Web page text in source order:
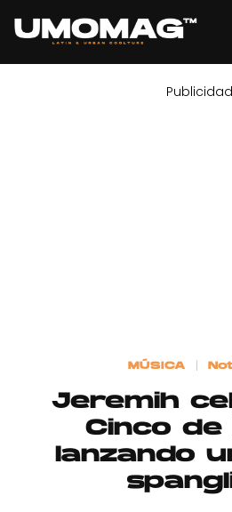
Contacto
Aviso Legal
Publicidad
MÚSICA
Jeremih
Cinco de
lanzando